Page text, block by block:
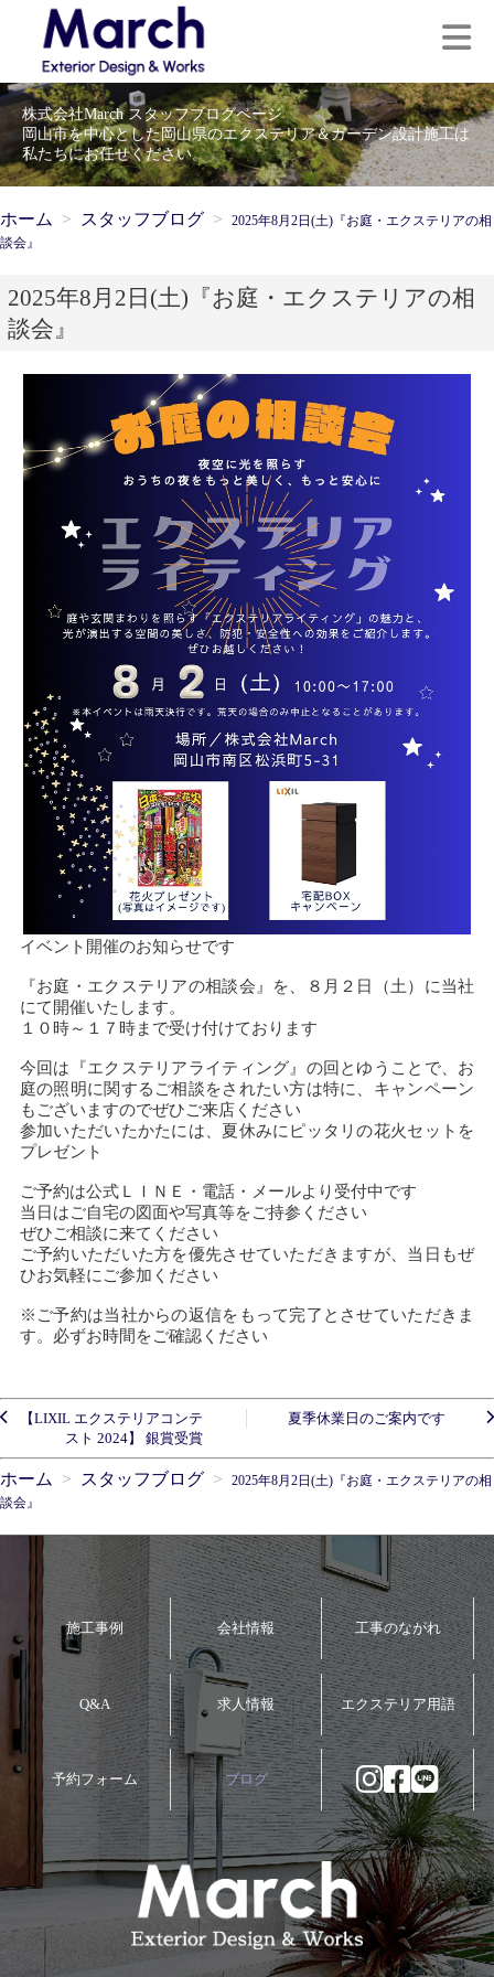
株式会社March スタッフブログページ
岡山市を中心とした岡山県のエクステリア＆ガーデン設計施工は
私たちにお任せください。
ホーム スタッフブログ
2025年8月2日(土)『お庭・エクステリアの相
談会』
2025年8月2日(土)『お庭・エクステリアの相
談会』
イベント開催のお知らせです
『お庭・エクステリアの相談会』を、８月２日（土）に当社
にて開催いたします。
１０時～１７時まで受け付けております
今回は『エクステリアライティング』の回とゆうことで、お
庭の照明に関するご相談をされたい方は特に、キャンペーン
もございますのでぜひご来店ください
参加いただいたかたには、夏休みにピッタリの花火セットを
プレゼント
ご予約は公式ＬＩＮＥ・電話・メールより受付中です
当日はご自宅の図面や写真等をご持参ください
ぜひご相談に来てください
ご予約いただいた方を優先させていただきますが、当日もぜ
ひお気軽にご参加ください
※ご予約は当社からの返信をもって完了とさせていただきま
す。必ずお時間をご確認ください
夏季休業日のご案内です
【LIXIL エクステリアコンテ
スト 2024】 銀賞受賞
ホーム スタッフブログ
2025年8月2日(土)『お庭・エクステリアの相
談会』
施工事例 会社情報 工事のながれ
Q&A 求人情報 エクステリア用語
予約フォーム ブログ